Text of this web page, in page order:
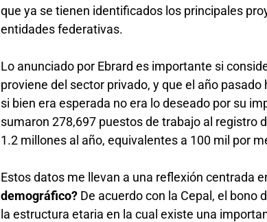
que ya se tienen identificados los principales
entidades federativas.
Lo anunciado por Ebrard es importante si
proviene del sector privado, y que el año
si bien era esperada no era lo deseado por su
sumaron 278,697 puestos de trabajo al registro
1.2 millones al año, equivalentes a 100 mil por
Estos datos me llevan a una reflexión centrada
demográfico? De acuerdo con la Cepal, el bono
la estructura etaria en la cual existe una